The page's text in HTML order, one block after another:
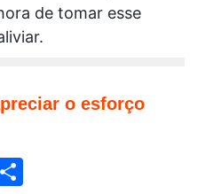
de tomar esse
o esforço